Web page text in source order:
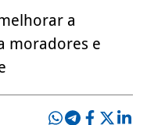
a
moradores e